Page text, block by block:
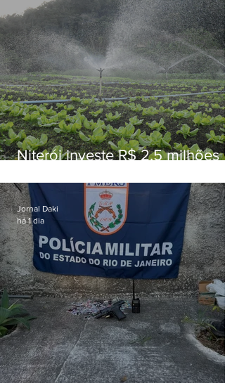
Niterói investe R$ 2,5 milhões
familiar para merenda escolar
Jornal Daki
há 1 dia